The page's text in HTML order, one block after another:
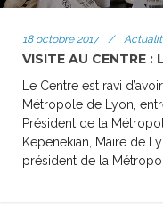
18 octobre 2017 /
VISITE AU CENTRE :
Le Centre est ravi
Métropole de Lyon,
Président de la
Kepenekian, Maire de
président de la